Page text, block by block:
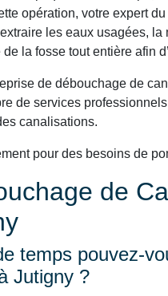
opération, votre expert
les eaux usagées,
la fosse tout entière afin
de débouchage de
de services
canalisations.
pour des besoins de
de
temps pouvez-
Jutigny ?